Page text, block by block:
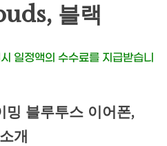
블랙
일정액의 수수료를 지급받습니
밍 블루투스 이어폰,
개